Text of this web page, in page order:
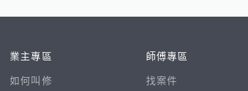
業主專區
如何叫修
師傅專區
找案件